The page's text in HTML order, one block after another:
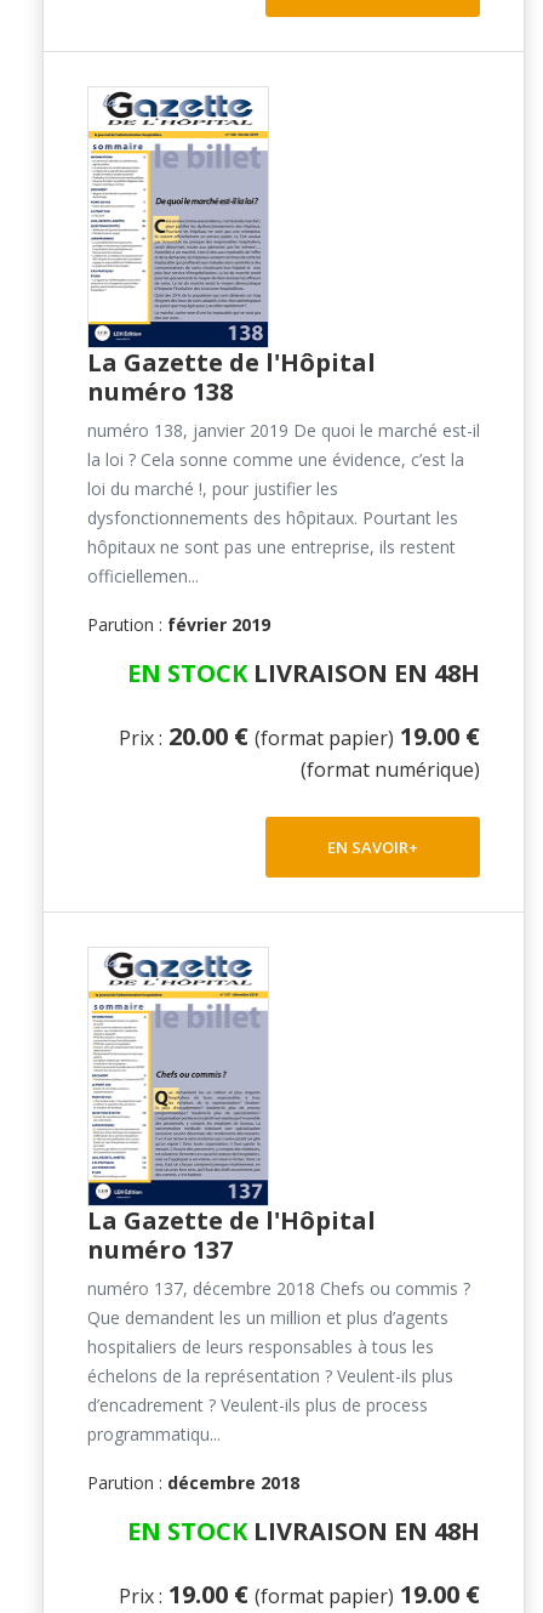
La Gazette de l'Hôpital
numéro 138
numéro 138, janvier 2019 De quoi le marché est-il
la loi ? Cela sonne comme une évidence, c’est la
loi du marché !, pour justifier les
dysfonctionnements des hôpitaux. Pourtant les
hôpitaux ne sont pas une entreprise, ils restent
officiellemen...
Parution : février 2019
EN STOCKLIVRAISON EN 48H
Prix : 20.00 € (format papier) 19.00 €
(format numérique)
EN SAVOIR+
La Gazette de l'Hôpital
numéro 137
numéro 137, décembre 2018 Chefs ou commis ?
Que demandent les un million et plus d’agents
hospitaliers de leurs responsables à tous les
échelons de la représentation ? Veulent-ils plus
d’encadrement ? Veulent-ils plus de process
programmatiqu...
Parution : décembre 2018
EN STOCKLIVRAISON EN 48H
Prix : 19.00 € (format papier) 19.00 €